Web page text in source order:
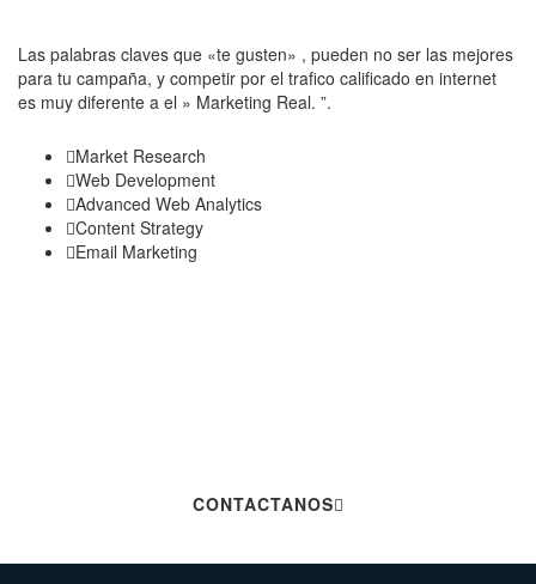
Las palabras claves que «te gusten» , pueden no ser las mejores
para tu campaña, y competir por el trafico calificado en internet
es muy diferente a el » Marketing Real. ”.
Market Research
Web Development
Advanced Web Analytics
Content Strategy
Email Marketing
CONTACTANOS